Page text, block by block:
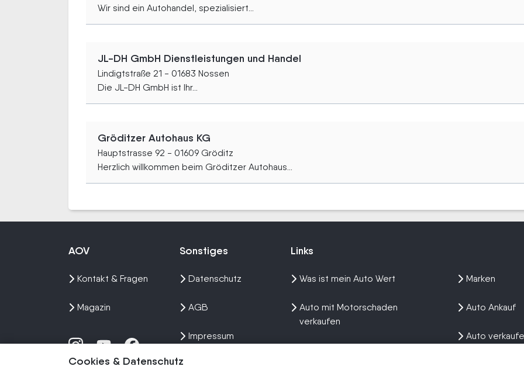
Wir sind ein Autohandel, spezialisiert...
JL-DH GmbH Dienstleistungen und Handel
Lindigtstraße 21 - 01683 Nossen
Die JL-DH GmbH ist Ihr...
Gröditzer Autohaus KG
Hauptstrasse 92 - 01609 Gröditz
Herzlich willkommen beim Gröditzer Autohaus...
Cookies & Datenschutz
AOV
Kontakt & Fragen
Magazin
Sonstiges
Datenschutz
AGB
Impressum
Links
Was ist mein Auto Wert
Auto mit Motorschaden
verkaufen
Marken
Auto Ankauf
Auto